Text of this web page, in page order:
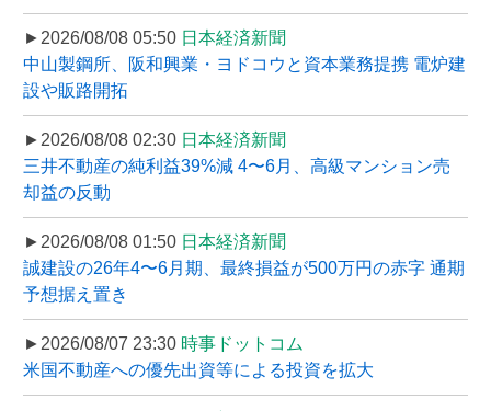
►2026/08/08 05:50 日本経済新聞
中山製鋼所、阪和興業・ヨドコウと資本業務提携 電炉建
設や販路開拓
►2026/08/08 02:30 日本経済新聞
三井不動産の純利益39%減 4〜6月、高級マンション売
却益の反動
►2026/08/08 01:50 日本経済新聞
誠建設の26年4〜6月期、最終損益が500万円の赤字 通期
予想据え置き
►2026/08/07 23:30 時事ドットコム
米国不動産への優先出資等による投資を拡大